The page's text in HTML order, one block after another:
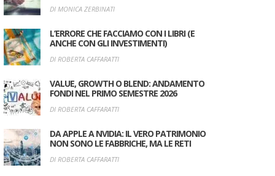
DI MONICA ZERBINATI
L’ERRORE CHE FACCIAMO CON I LIBRI (E
ANCHE CON GLI INVESTIMENTI)
DI ROBERTA CAFFARATTI
VALUE, GROWTH O BLEND: ANDAMENTO
FONDI NEL PRIMO SEMESTRE 2026
DI ROBERTA CAFFARATTI
DA APPLE A NVIDIA: IL VERO PATRIMONIO
NON SONO LE FABBRICHE, MA LE RETI
DI ROBERTA CAFFARATTI